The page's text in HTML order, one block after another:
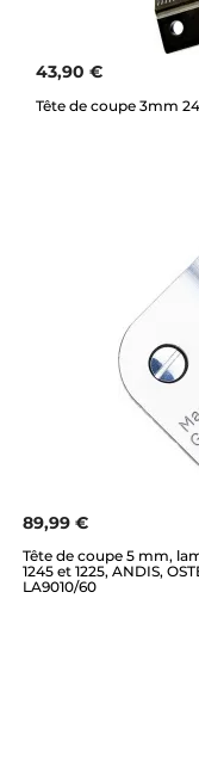
43,90 €
Tête de coupe 3mm
89,99 €
Tête de coupe 5 mm,
1245 et 1225, ANDIS,
LA9010/60